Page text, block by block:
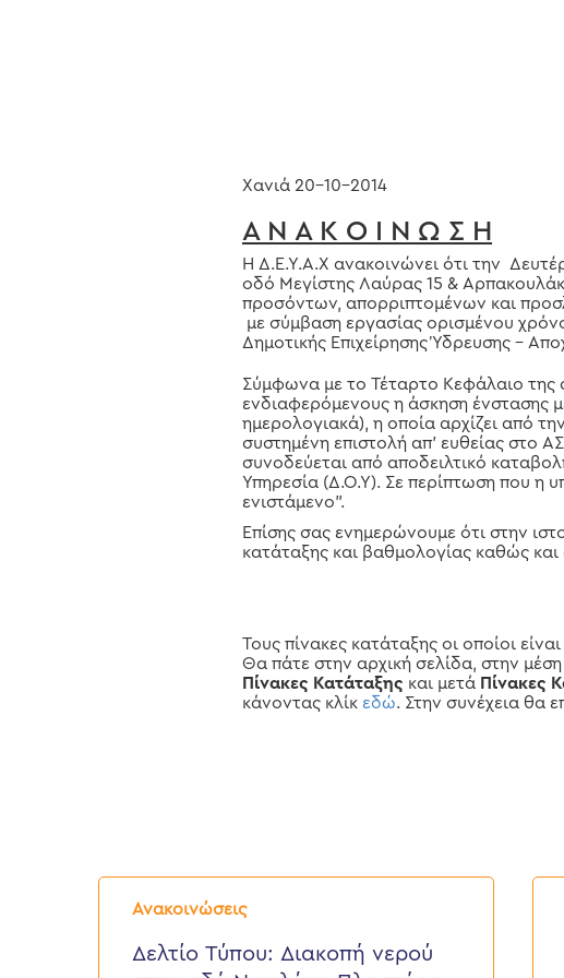
Χανιά 20-10-2014
Α Ν Α Κ Ο Ι Ν Ω Σ Η
Η Δ.Ε.Υ.Α.Χ ανακοινώνει ότι την
οδό Μεγίστης Λαύρας 15 &
προσόντων, απορριπτομένων και
με σύμβαση εργασίας ορισμένου
Δημοτικής Επιχείρησης Ύδρευσης –
Σύμφωνα με το Τέταρτο Κεφάλαιο
ενδιαφερόμενους η άσκηση ένστασης
ημερολογιακά), η οποία αρχίζει από
συστημένη επιστολή απ’ ευθείας στο
συνοδεύεται από αποδειλτικό
Υπηρεσία (Δ.Ο.Υ). Σε περίπτωση που η
ενιστάμενο".
Επίσης σας ενημερώνουμε ότι στην
κατάταξης και βαθμολογίας καθώς
Τους πίνακες κατάταξης οι οποίοι
Θα πάτε στην αρχική σελίδα, στην
Πίνακες Κατάταξης και μετά Πίνακες
κάνοντας κλίκ εδώ. Στην συνέχεια θα
Ανακοινώσεις
Δελτίο
Τύπου:
νερού
στηνΔελτίο Τύπου: Διακοπή νερού